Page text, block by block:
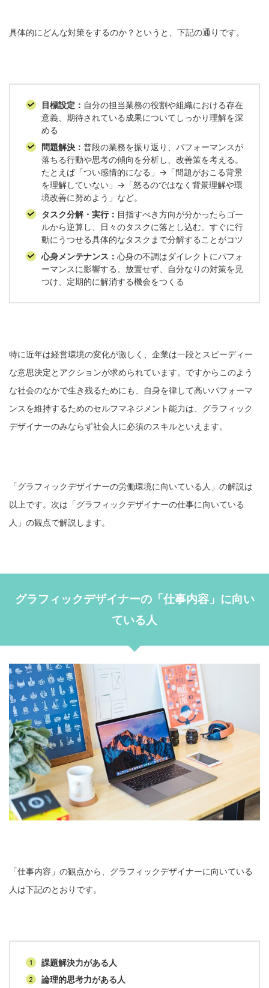
具体的にどんな対策をするのか？というと、下記の通りです。
目標設定： 自分の担当業務の役割や組織における存在
意義、期待されている成果についてしっかり理解を深
める
問題解決： 普段の業務を振り返り、パフォーマンスが
落ちる行動や思考の傾向を分析し、改善策を考える。
たとえば「つい感情的になる」→「問題がおこる背景
を理解していない」→「怒るのではなく背景理解や環
境改善に努めよう」など。
タスク分解・実行： 目指すべき方向が分かったらゴー
ルから逆算し、日々のタスクに落とし込む。すぐに行
動にうつせる具体的なタスクまで分解することがコツ
心身メンテナンス： 心身の不調はダイレクトにパフォ
ーマンスに影響する。放置せず、自分なりの対策を見
つけ、定期的に解消する機会をつくる
特に近年は経営環境の変化が激しく、企業は一段とスピーディー
な意思決定とアクションが求められています。ですからこのよう
な社会のなかで生き残るためにも、自身を律して高いパフォーマ
ンスを維持するためのセルフマネジメント能力は、グラフィック
デザイナーのみならず社会人に必須のスキルといえます。
「グラフィックデザイナーの労働環境に向いている人」の解説は
以上です。次は「グラフィックデザイナーの仕事に向いている
人」の観点で解説します。
グラフィックデザイナーの「仕事内容」に向い
ている人
「仕事内容」の観点から、グラフィックデザイナーに向いている
人は下記のとおりです。
課題解決力がある人
論理的思考力がある人